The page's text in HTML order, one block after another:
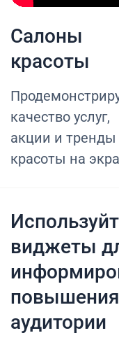
Салоны
красоты
качество услуг,
акции и тренды
красоты на
виджеты
аудитории